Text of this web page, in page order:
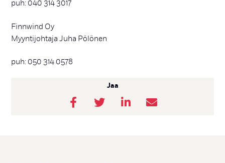
puh: 040 314 3017
Finnwind Oy
Myyntijohtaja Juha Pölönen
puh: 050 314 0578
Jaa